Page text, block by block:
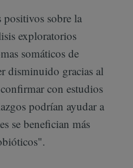
positivos sobre la
exploratorios
somáticos de
disminuido gracias al
con estudios
podrían ayudar a
se benefician más